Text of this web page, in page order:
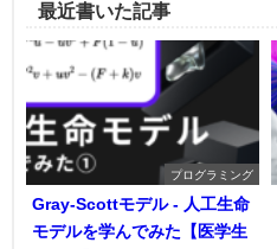
最近書いた記事
プログラミング
Gray-Scottモデル - 人工生命
モデルを学んでみた【医学生